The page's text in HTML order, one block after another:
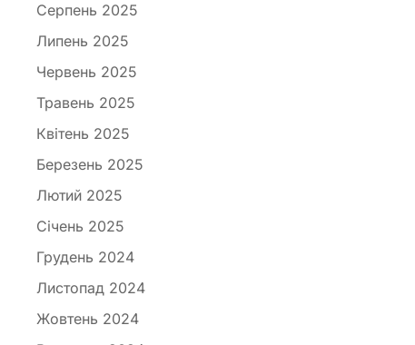
Серпень 2025
Липень 2025
Червень 2025
Травень 2025
Квітень 2025
Березень 2025
Лютий 2025
Січень 2025
Грудень 2024
Листопад 2024
Жовтень 2024